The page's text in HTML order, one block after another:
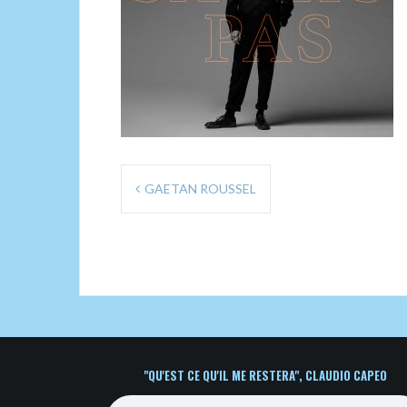
Navigation
de GAETAN ROUSSEL
"QU'EST CE QU'IL ME RESTERA", CLAUDIO CAPEO